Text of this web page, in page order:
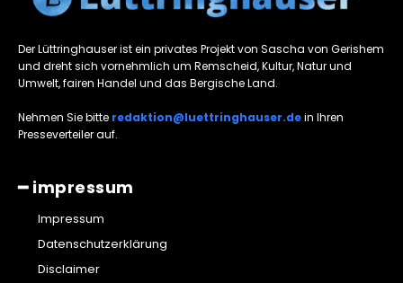
Der Lüttringhauser ist ein privates Projekt von Sascha von Gerishem
und dreht sich vornehmlich um Remscheid, Kultur, Natur und
Umwelt, fairen Handel und das Bergische Land.
Nehmen Sie bitte redaktion@luettringhauser.dein Ihren
Presseverteiler auf.
━ impressum
Impressum
Datenschutzerklärung
Disclaimer